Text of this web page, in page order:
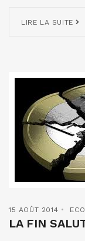
LIRE LA SUITE
15 AOÛT 2014
LA FIN